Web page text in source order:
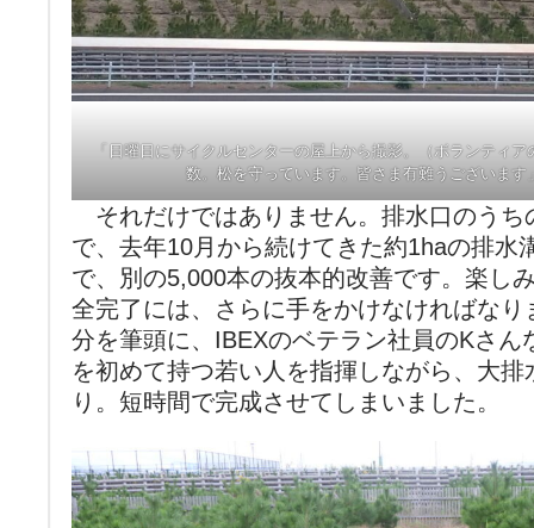
「日曜日にサイクルセンターの屋上から撮影。（ボランティ
数。松を守っています。皆さま有難うございます
それだけではありません。排水口のうち
で、去年10月から続けてきた約1haの排水
で、別の5,000本の抜本的改善です。楽し
全完了には、さらに手をかけなければな
分を筆頭に、IBEXのベテラン社員のKさん
を初めて持つ若い人を指揮しながら、大
り。短時間で完成させてしまいました。